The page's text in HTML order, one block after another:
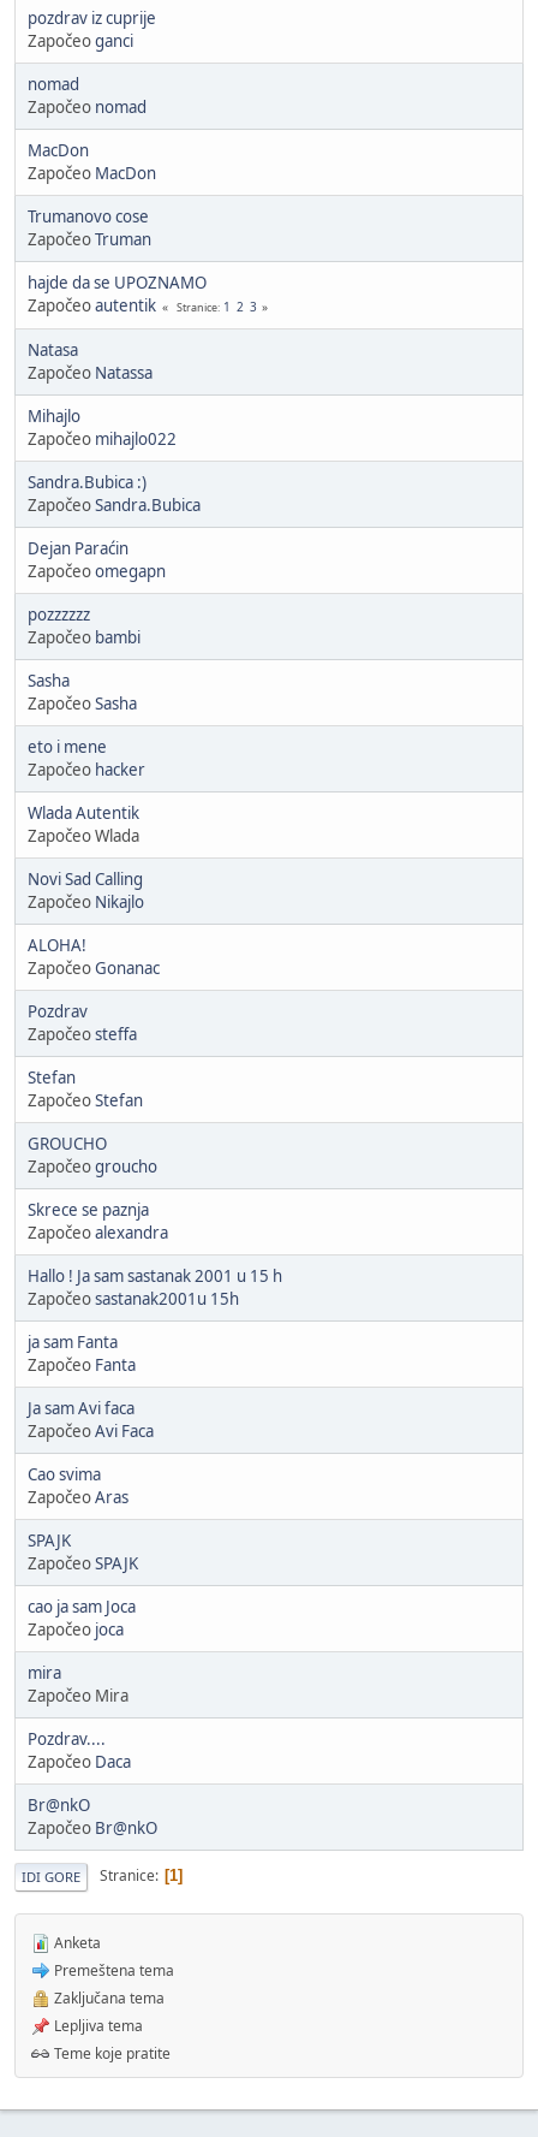
pozdrav iz cuprije
Započeoganci
nomad
Započeo nomad
MacDon
Započeo MacDon
Trumanovo cose
ZapočeoTruman
hajde da se UPOZNAMO
Započeoautentik Stranice 1 2 3
Natasa
Započeo Natassa
Mihajlo
Započeo mihajlo022
Sandra.Bubica :)
ZapočeoSandra.Bubica
Dejan Paraćin
Započeoomegapn
pozzzzzz
Započeo bambi
Sasha
ZapočeoSasha
eto i mene
Započeo hacker
Wlada Autentik
Započeo Wlada
Novi Sad Calling
Započeo Nikajlo
ALOHA!
ZapočeoGonanac
Pozdrav
Započeosteffa
Stefan
ZapočeoStefan
GROUCHO
Započeogroucho
Skrece se paznja
Započeoalexandra
Hallo ! Ja sam sastanak 2001 u 15 h
Započeosastanak2001u 15h
ja sam Fanta
Započeo Fanta
Ja sam Avi faca
ZapočeoAvi Faca
Cao svima
ZapočeoAras
SPAJK
ZapočeoSPAJK
cao ja sam Joca
Započeo joca
mira
Započeo Mira
Pozdrav....
Započeo Daca
Br@nkO
Započeo Br@nkO
IDI GORE Stranice 1
Anketa
Premeštena tema
Zaključana tema
Lepljiva tema
Teme koje pratite